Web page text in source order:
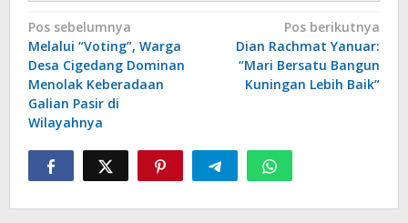
Navigasi
pos
Pos sebelumnya
Melalui “Voting”, Warga
Desa Cigedang Dominan
Menolak Keberadaan
Galian Pasir di
Wilayahnya
Pos berikutnya
Dian Rachmat Yanuar:
“Mari Bersatu Bangun
Kuningan Lebih Baik”